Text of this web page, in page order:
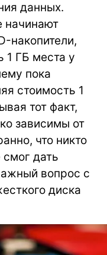
данных.
начинают
накопители,
1 ГБ места у
пока
стоимость 1
тот факт,
зависимы от
что никто
смог дать
вопрос с
диска